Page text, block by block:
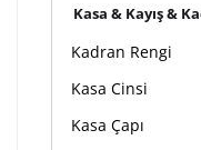
Kasa & Kayış &
Kadran Rengi
Kasa Cinsi
Kasa Çapı